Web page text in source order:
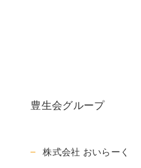
豊生会グループ
株式会社 おいらーく